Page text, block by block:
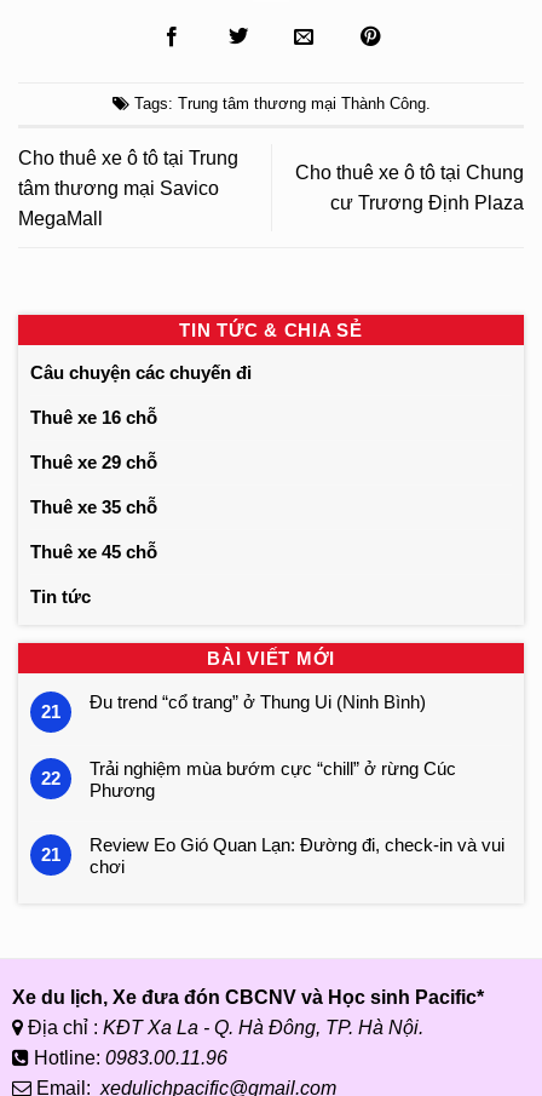
Tags: Trung tâm thương mại Thành Công.
Cho thuê xe ô tô tại Trung
tâm thương mại Savico
MegaMall
Cho thuê xe ô tô tại Chung
cư Trương Định Plaza
TIN TỨC & CHIA SẺ
Câu chuyện các chuyến đi
Thuê xe 16 chỗ
Thuê xe 29 chỗ
Thuê xe 35 chỗ
Thuê xe 45 chỗ
Tin tức
BÀI VIẾT MỚI
21 Đu trend “cổ trang” ở Thung Ui (Ninh Bình)
22
Trải nghiệm mùa bướm cực “chill” ở rừng Cúc
Phương
21
Review Eo Gió Quan Lạn: Đường đi, check-in và vui
chơi
Xe du lịch, Xe đưa đón CBCNV và Học sinh Pacific*
Địa chỉ : KĐT Xa La - Q. Hà Đông, TP. Hà Nội.
Hotline: 0983.00.11.96
Email: xedulichpacific@gmail.com